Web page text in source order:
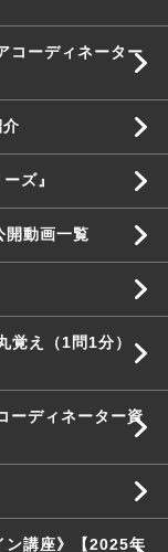
ーディネーター
ズ』
動画一覧
え（1問1分）
ディネーター資
講座》【2025年